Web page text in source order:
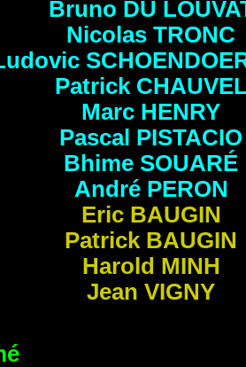
Bruno DU
Nicolas TRONC
Patrick
Marc HENRY
Pascal PISTACIO
Bhime SOUARÉ
André PERON
Eric BAUGIN
Patrick BAUGIN
Harold MINH
Jean VIGNY